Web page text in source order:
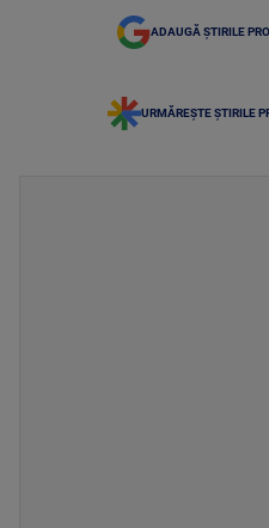
ADAUGĂ ȘTIRILE
URMĂREȘTE ȘTIRILE